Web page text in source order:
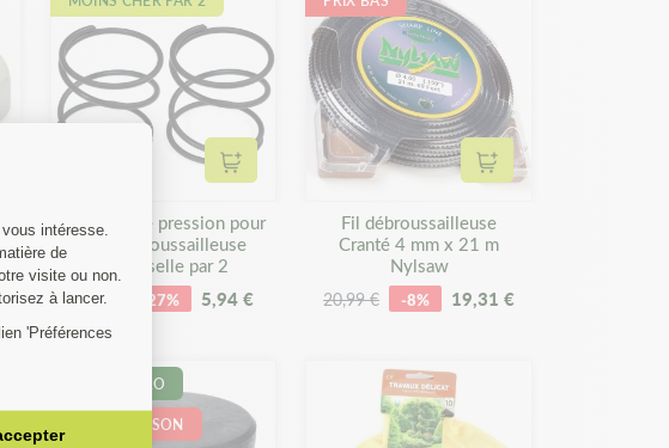
Ajouter au panier
Ressorts de pression pour
tête débroussailleuse
universelle par 2
8,14 € -27% 5,94 €
Ajouter au panier
Fil débroussailleuse
Cranté 4 mm x 21 m
Nylsaw
20,99 € -8% 19,31 €
QUALITÉ PRO
PROMO SAISON